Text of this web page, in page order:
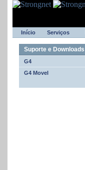
Início Serviços
Suporte e Downloads
G4
G4 Movel